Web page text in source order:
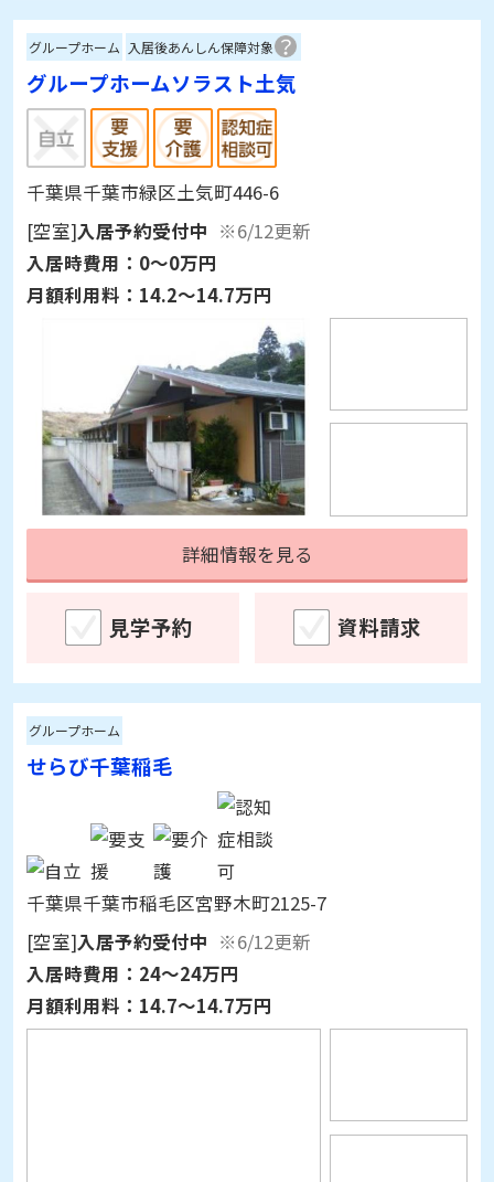
グループホームソラスト土気
千葉県千葉市緑区土気町446-6
[空室]入居予約受付中 ※6/12更新
入居時費用：0～0万円
月額利用料： 14.2～14.7万円
詳細情報を見る
せらび千葉稲毛
千葉県千葉市稲毛区宮野木町2125-7
[空室]入居予約受付中 ※6/12更新
入居時費用：24～24万円
月額利用料： 14.7～14.7万円